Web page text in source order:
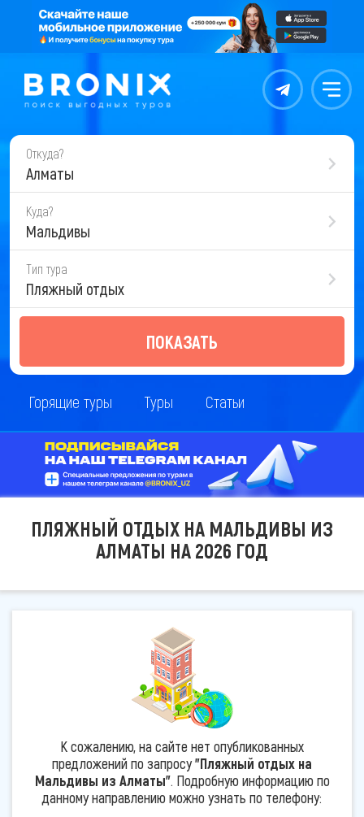
Контакты Меню
Откуда?
Алматы
Куда?
Мальдивы
Тип тура
Пляжный отдых
ПОКАЗАТЬ
Горящие туры Туры Статьи
ПЛЯЖНЫЙ ОТДЫХ НА МАЛЬДИВЫ ИЗ
АЛМАТЫ НА 2026 ГОД
К сожалению, на сайте нет опубликованных
предложений по запросу"Пляжный отдых на
Мальдивы из Алматы". Подробную информацию по
данному направлению можно узнать по телефону: